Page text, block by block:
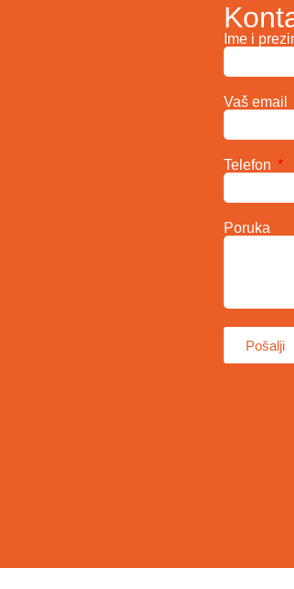
Ime i
Vaš email
Telefon
Poruka
Pošalji